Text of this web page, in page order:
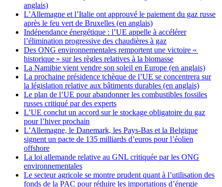
anglais)
L’Allemagne et l’Italie ont approuvé le paiement du gaz russe
après le feu vert de Bruxelles (en anglais)
Indépendance énergétique : l’UE appelle à accélérer
l’élimination progressive des chaudières à gaz
Des ONG environnementales remportent une victoire «
historique » sur les règles relatives à la biomasse
La Namibie vient vendre son soleil en Europe (en anglais)
La prochaine présidence tchèque de l’UE se concentrera sur
la législation relative aux bâtiments durables (en anglais)
Le plan de l’UE pour abandonner les combustibles fossiles
russes critiqué par des experts
L’UE conclut un accord sur le stockage obligatoire du gaz
pour l’hiver prochain
L’Allemagne, le Danemark, les Pays-Bas et la Belgique
signent un pacte de 135 milliards d’euros pour l’éolien
offshore
La loi allemande relative au GNL critiquée par les ONG
environnementales
Le secteur agricole se montre prudent quant à l’utilisation des
fonds de la PAC pour réduire les importations d’énergie